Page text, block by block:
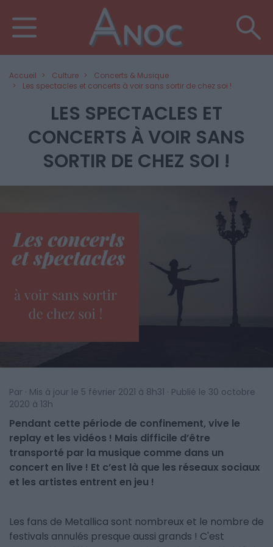
Accueil Culture
Concerts & Musique
Les spectacles et concerts à voir sans sortir de chez soi !
LES SPECTACLES ET
CONCERTS À VOIR SANS
SORTIR DE CHEZ SOI !
Par · Mis à jour le 5 février 2021 à 8h31 · Publié le 30 octobre
2020 à 13h
Pendant cette période de confinement, vive le
replay et les vidéos ! Mais difficile d’être
transporté par la musique comme dans un
concert en live ! Et c’est là que les réseaux sociaux
et les artistes entrent en jeu !
Les fans de Metallica sont nombreux et le nombre de
festivals annulés presque aussi grands ! C'est